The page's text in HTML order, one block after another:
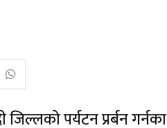
जिल्लको पर्यटन प्रर्बन गर्नका